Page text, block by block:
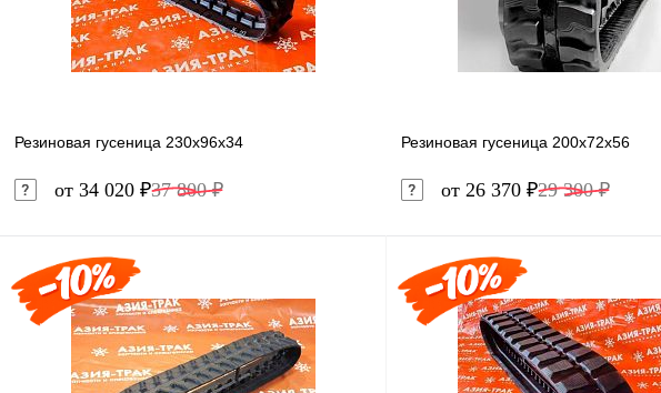
Резиновая гусеница 230x96x34
от 34 020 ₽37 800 ₽
Купить в 1 клик Сравнение
В избранное Под заказ
Резиновая гусеница 200x72x56
от 26 370 ₽29 300 ₽
Купить в 1 клик
В избранное Под